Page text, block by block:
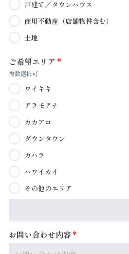
戸建て／タウンハウス
商用不動産（店舗物件含む）
土地
ご希望エリア
複数選択可
ワイキキ
アラモアナ
カカアコ
ダウンタウン
カハラ
ハワイカイ
その他のエリア
お問い合わせ内容